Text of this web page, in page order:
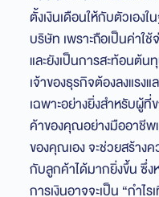
ตั้งเงินเดือนให้กับตัวเอง
บริษัท เพราะถือเป็นค่าใ
และยังเป็นการสะท้อนต้น
เจ้าของธุรกิจต้องลงแรง
เฉพาะอย่างยิ่งสำหรับผู้
ค้าของคุณอย่างมืออาชี
ของคุณเอง จะช่วยสร้าง
กับลูกค้าได้มากยิ่งขึ้น ซึ่ง
การเงินอาจจะเป็น “กำไร